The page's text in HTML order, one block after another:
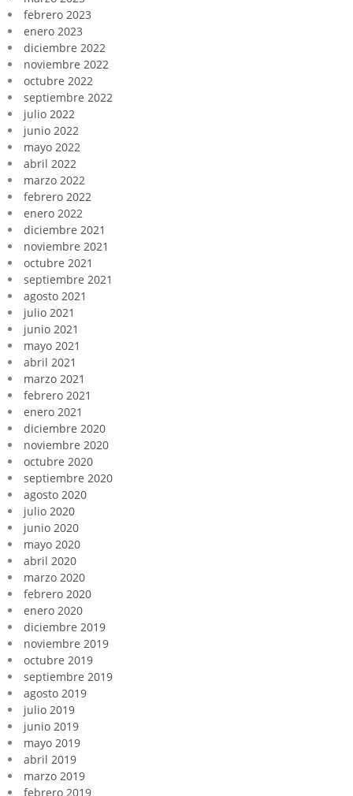
febrero 2023
enero 2023
diciembre 2022
noviembre 2022
octubre 2022
septiembre 2022
julio 2022
junio 2022
mayo 2022
abril 2022
marzo 2022
febrero 2022
enero 2022
diciembre 2021
noviembre 2021
octubre 2021
septiembre 2021
agosto 2021
julio 2021
junio 2021
mayo 2021
abril 2021
marzo 2021
febrero 2021
enero 2021
diciembre 2020
noviembre 2020
octubre 2020
septiembre 2020
agosto 2020
julio 2020
junio 2020
mayo 2020
abril 2020
marzo 2020
febrero 2020
enero 2020
diciembre 2019
noviembre 2019
octubre 2019
septiembre 2019
agosto 2019
julio 2019
junio 2019
mayo 2019
abril 2019
marzo 2019
febrero 2019